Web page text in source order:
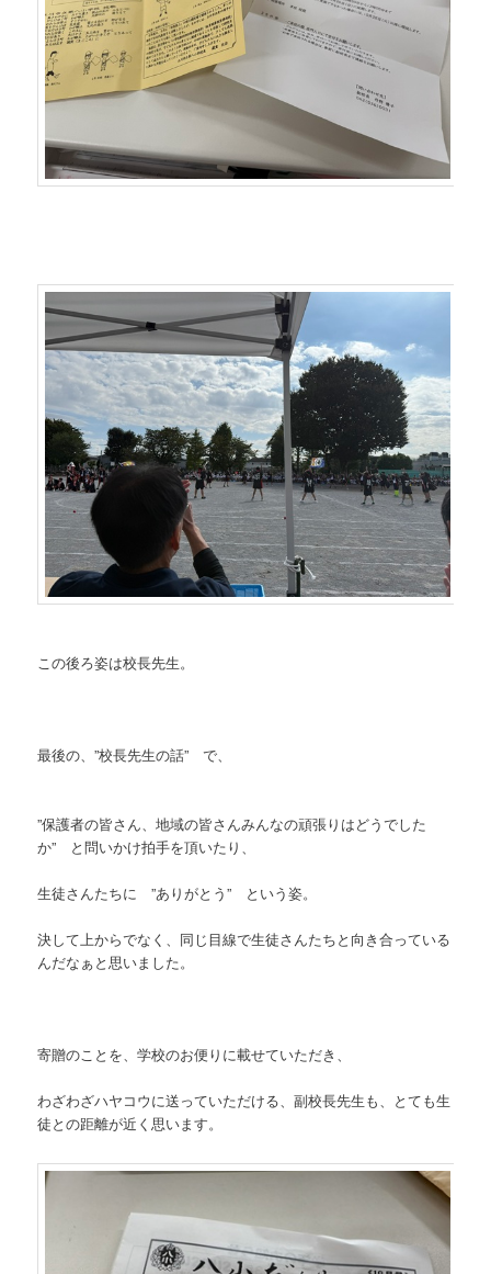
この後ろ姿は校長先生。
最後の、”校長先生の話” で、
”保護者の皆さん、地域の皆さんみんなの頑張りはどうでした
か” と問いかけ拍手を頂いたり、
生徒さんたちに ”ありがとう” という姿。
決して上からでなく、同じ目線で生徒さんたちと向き合っている
んだなぁと思いました。
寄贈のことを、学校のお便りに載せていただき、
わざわざハヤコウに送っていただける、副校長先生も、とても生
徒との距離が近く思います。